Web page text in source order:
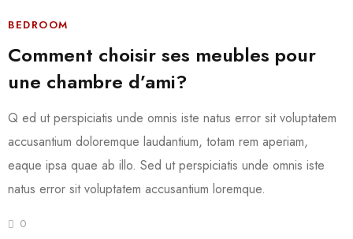
BEDROOM
Comment choisir ses meubles pour
une chambre d’ami?
Q ed ut perspiciatis unde omnis iste natus error sit voluptatem
accusantium doloremque laudantium, totam rem aperiam,
eaque ipsa quae ab illo. Sed ut perspiciatis unde omnis iste
natus error sit voluptatem accusantium loremque.
0